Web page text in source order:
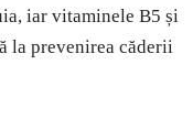
iar vitaminele B5 și
la prevenirea căderii